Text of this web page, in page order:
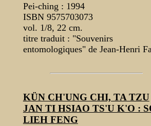
Pei-ching : 1994
ISBN 9575703073
vol. 1/8, 22 cm.
titre traduit : "Souvenirs
entomologiques" de Jean-Henri
KÜN CH'UNG CHI, TA TZU
JAN TI HSIAO TS'U K'O :
LIEH FENG